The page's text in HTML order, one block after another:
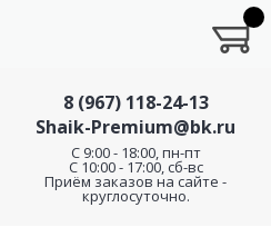
8 (967) 118-24-13
Shaik-Premium@bk.ru
C 9:00 - 18:00, пн-пт
С 10:00 - 17:00, сб-вс
Приём заказов на сайте -
круглосуточно.